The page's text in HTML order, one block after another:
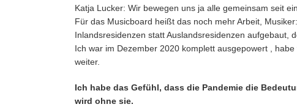
Katja Lucker: Wir bewegen uns ja alle gemeinsam seit
Für das Musicboard heißt das noch mehr Arbeit,
Inlandsresidenzen statt Auslandsresidenzen aufgebaut,
Ich war im Dezember 2020 komplett ausgepowert ,
weiter.
Ich habe das Gefühl, dass die Pandemie die
wird ohne sie.